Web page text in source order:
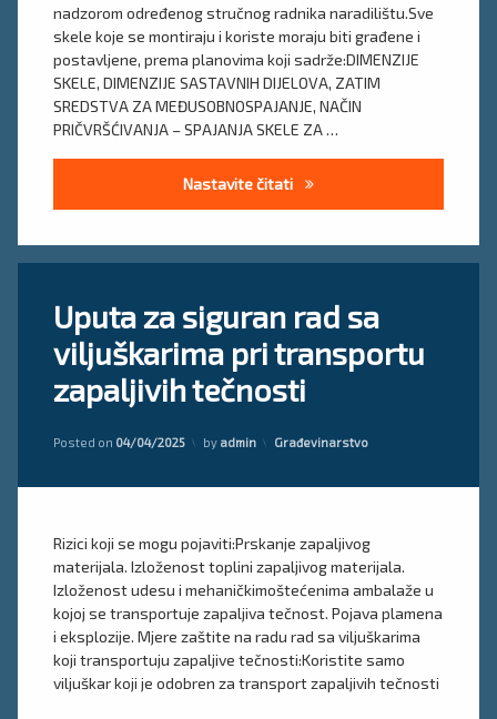
nadzorom određenog stručnog radnika naradilištu.Sve
skele koje se montiraju i koriste moraju biti građene i
postavljene, prema planovima koji sadrže:DIMENZIJE
SKELE, DIMENZIJE SASTAVNIH DIJELOVA, ZATIM
SREDSTVA ZA MEĐUSOBNOSPAJANJE, NAČIN
PRIČVRŠĆIVANJA – SPAJANJA SKELE ZA …
Nastavite čitati Uputa za siguran rad
Uputa za siguran rad sa
viljuškarima pri transportu
zapaljivih tečnosti
Posted on 04/04/2025 by admin Kategorije:
Građevinarstvo
Rizici koji se mogu pojaviti:Prskanje zapaljivog
materijala. Izloženost toplini zapaljivog materijala.
Izloženost udesu i mehaničkimoštećenima ambalaže u
kojoj se transportuje zapaljiva tečnost. Pojava plamena
i eksplozije. Mjere zaštite na radu rad sa viljuškarima
koji transportuju zapaljive tečnosti:Koristite samo
viljuškar koji je odobren za transport zapaljivih tečnosti
sigurnosno
uputstvo
viljuškar
Uputa
komentar
on
Uputa
za
siguran
rad
viljuškarima
transportu